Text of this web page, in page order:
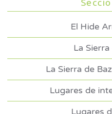
El Hide
La
La Sierra de
Lugares de
Lugares